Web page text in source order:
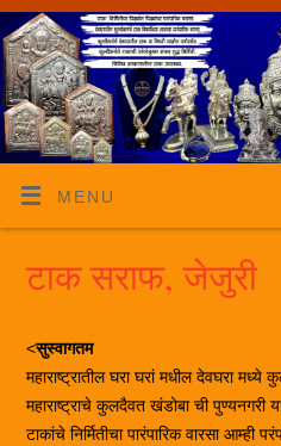
MENU
टाक सराफ, जेजुरी
<सुस्वागतम
महाराष्ट्रातील घरा घरां मधील देवघरा
महाराष्ट्राचे कुलदैवत खंडोबा ची पुण्यनगरी
टाकांचे निर्मितीचा पारंपारिक वारसा आम्ही